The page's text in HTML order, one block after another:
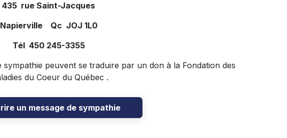
435 rue Saint-Jacques
Napierville Qc JOJ 1L0
Tél 450 245-3355
sympathie peuvent se traduire par un don à la Fondation des
du Coeur du Québec .
un message de sympathie